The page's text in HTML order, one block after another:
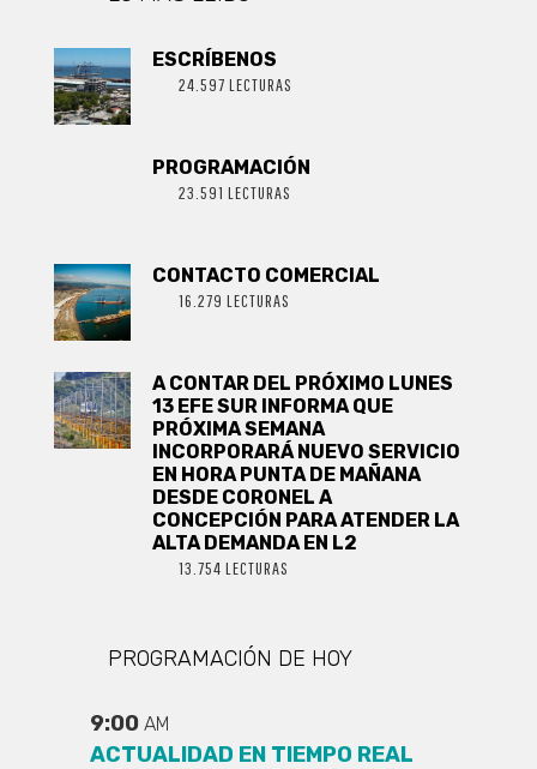
ESCRÍBENOS
24.597 LECTURAS
PROGRAMACIÓN
23.591 LECTURAS
CONTACTO COMERCIAL
16.279 LECTURAS
A CONTAR DEL PRÓXIMO LUNES
13 EFE SUR INFORMA QUE
PRÓXIMA SEMANA
INCORPORARÁ NUEVO SERVICIO
EN HORA PUNTA DE MAÑANA
DESDE CORONEL A
CONCEPCIÓN PARA ATENDER LA
ALTA DEMANDA EN L2
13.754 LECTURAS
PROGRAMACIÓN DE HOY
9:00 AM
ACTUALIDAD EN TIEMPO REAL